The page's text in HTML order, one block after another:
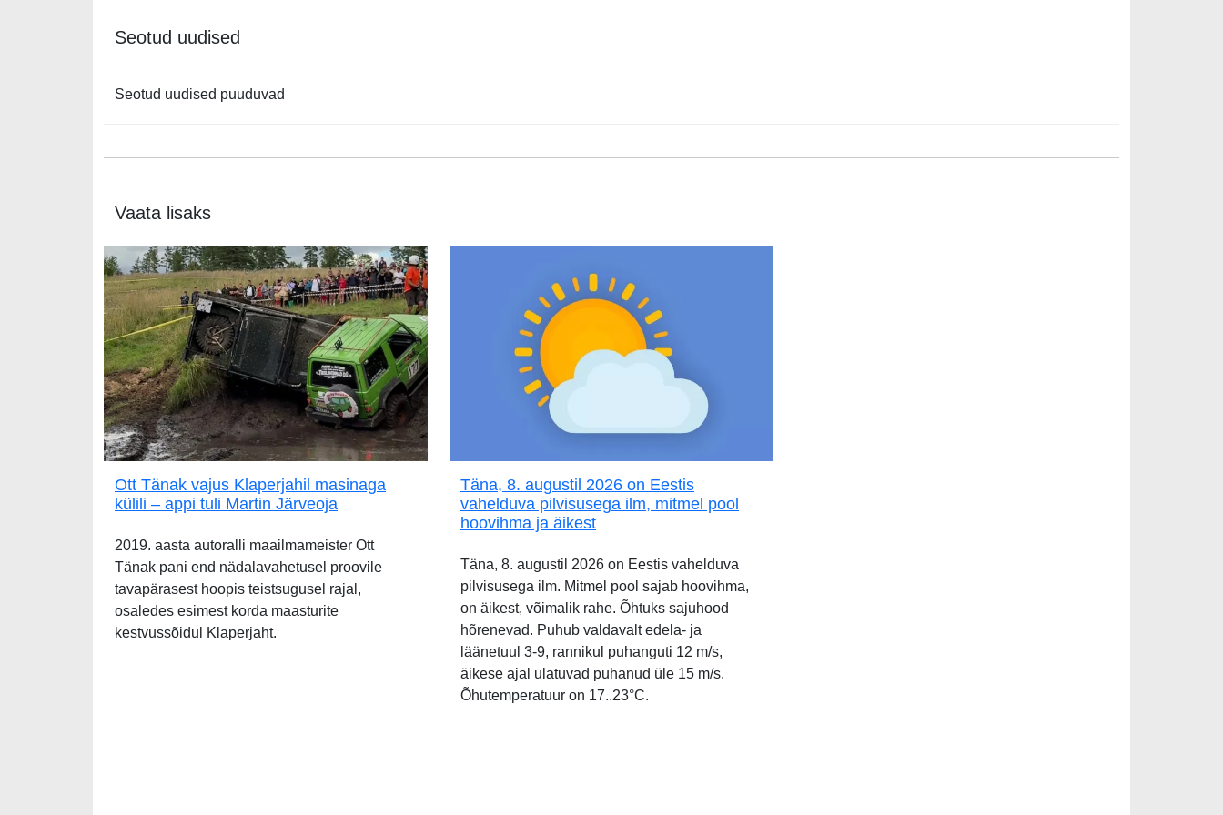
Seotud uudised
Seotud uudised puuduvad
Vaata lisaks
Ott Tänak vajus Klaperjahil masinaga
külili – appi tuli Martin Järveoja
2019. aasta autoralli maailmameister Ott
Tänak pani end nädalavahetusel proovile
tavapärasest hoopis teistsugusel rajal,
osaledes esimest korda maasturite
kestvussõidul Klaperjaht.
Täna, 8. augustil 2026 on Eestis
vahelduva pilvisusega ilm, mitmel pool
hoovihma ja äikest
Täna, 8. augustil 2026 on Eestis vahelduva
pilvisusega ilm. Mitmel pool sajab hoovihma,
on äikest, võimalik rahe. Õhtuks sajuhood
hõrenevad. Puhub valdavalt edela- ja
läänetuul 3-9, rannikul puhanguti 12 m/s,
äikese ajal ulatuvad puhanud üle 15 m/s.
Õhutemperatuur on 17..23°C.